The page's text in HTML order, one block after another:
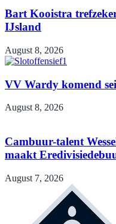
Bart Kooistra
IJsland
August 8, 2026
VV Wardy komend
August 8, 2026
Cambuur-talent
maakt
August 7, 2026